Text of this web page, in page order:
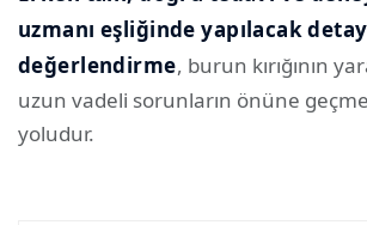
uzmanı eşliğinde yapılacak
değerlendirme, burun kırığının
uzun vadeli sorunların önüne
yoludur.